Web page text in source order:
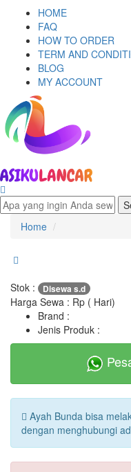
HOME
FAQ
HOW TO ORDER
TERM AND
BLOG
MY ACCOUNT
Home
Stok : Disewa s.d
Harga Sewa : Rp ( Hari)
Brand :
Jenis Produk :
Ayah Bunda bisa
dengan menghubungi